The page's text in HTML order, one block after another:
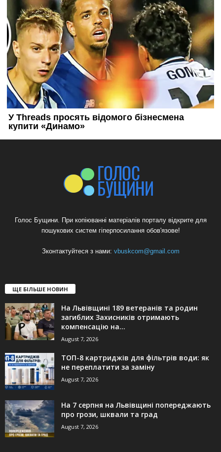
Голос Бущини. При копіюванні матеріалів порталу відкрите для
пошукових систем гіперпосилання обов'язове!
Зконтактуйтеся з нами: vbuskcom@gmail.com
ЩЕ БІЛЬШЕ НОВИН
На Львівщині 189 ветеранів та родин
загиблих Захисників отримають
компенсацію на...
August 7, 2026
ТОП-8 картриджів для фільтрів води: як
не переплатити за заміну
August 7, 2026
На 7 серпня на Львівщині попереджають
про грози, шквали та град
August 7, 2026